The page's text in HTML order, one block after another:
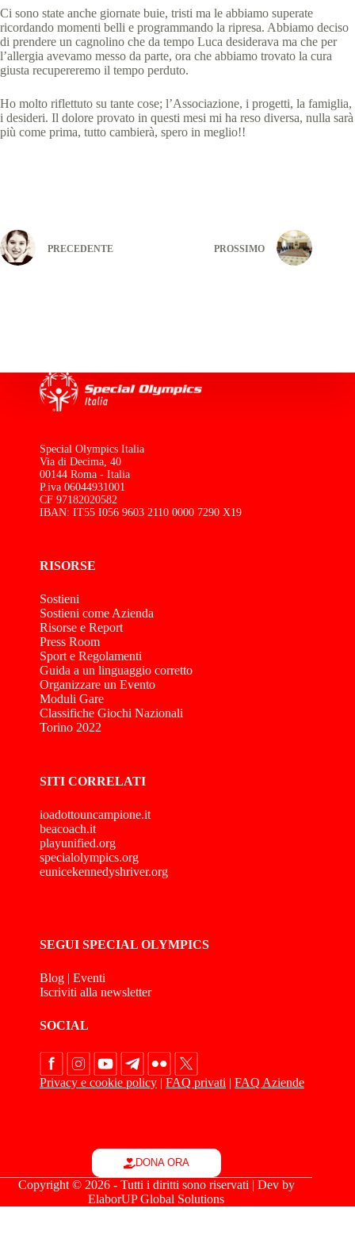
Ci sono state anche giornate buie, tristi ma le abbiamo superate
ricordando momenti belli e programmando la ripresa. Abbiamo deciso
di prendere un cagnolino che da tempo Luca desiderava ma che per
l’allergia avevamo messo da parte, ora che abbiamo trovato la cura
giusta recupereremo il tempo perduto.
Ho molto riflettuto su tante cose; l’Associazione, i progetti, la famiglia,
i desideri. Il dolore provato in questi mesi mi ha reso diversa, nulla sarà
più come prima, tutto cambierà, spero in meglio!!
PRECEDENTE PROSSIMO
Special Olympics Italia
Via di Decima, 40
00144 Roma - Italia
P.iva 06044931001
CF 97182020582
IBAN: IT55 I056 9603 2110 0000 7290 X19
RISORSE
Sostieni
Sostieni come Azienda
Risorse e Report
Press Room
Sport e Regolamenti
Guida a un linguaggio corretto
Organizzare un Evento
Moduli Gare
Classifiche Giochi Nazionali
Torino 2022
SITI CORRELATI
ioadottouncampione.it
beacoach.it
playunified.org
specialolympics.org
eunicekennedyshriver.org
SEGUI SPECIAL OLYMPICS
Blog | Eventi
Iscriviti alla newsletter
SOCIAL
Privacy e cookie policy | FAQ privati | FAQ Aziende
DONA ORA
Copyright © 2026 - Tutti i diritti sono riservati | Dev by
ElaborUP Global Solutions